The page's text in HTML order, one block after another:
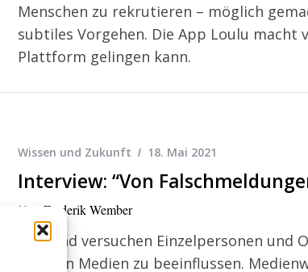
Menschen zu rekrutieren – möglich
subtiles Vorgehen. Die App Loulu
Plattform gelingen kann.
Wissen und Zukunft 18. Mai 2021
Interview: “Von
Von Frederik Wember
Dauernd versuchen Einzelpersonen
sozialen Medien zu beeinflussen.